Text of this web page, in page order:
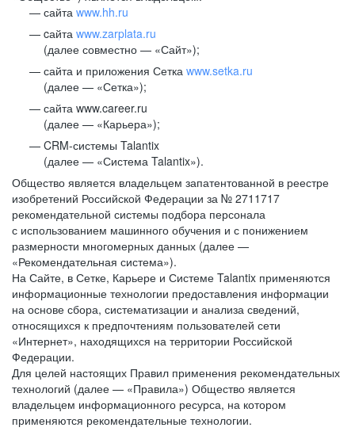
сайта www.hh.ru
cайта www.zarplata.ru
(далее совместно — «Сайт»);
сайта и приложения Сетка www.setka.ru
(далее — «Сетка»);
сайта www.career.ru
(далее — «Карьера»);
CRM-системы Talantix
(далее — «Система Talantix»).
Общество является владельцем запатентованной в реестре
изобретений Российской Федерации за № 2711717
рекомендательной системы подбора персонала
с использованием машинного обучения и с понижением
размерности многомерных данных (далее —
«Рекомендательная система»).
На Сайте, в Сетке, Карьере и Системе Talantix применяются
информационные технологии предоставления информации
на основе сбора, систематизации и анализа сведений,
относящихся к предпочтениям пользователей сети
«Интернет», находящихся на территории Российской
Федерации.
Для целей настоящих Правил применения рекомендательных
технологий (далее — «Правила») Общество является
владельцем информационного ресурса, на котором
применяются рекомендательные технологии.